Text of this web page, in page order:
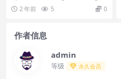
rl(\”...
2 年前 5 0
作者信息
admin
等级 永久会员